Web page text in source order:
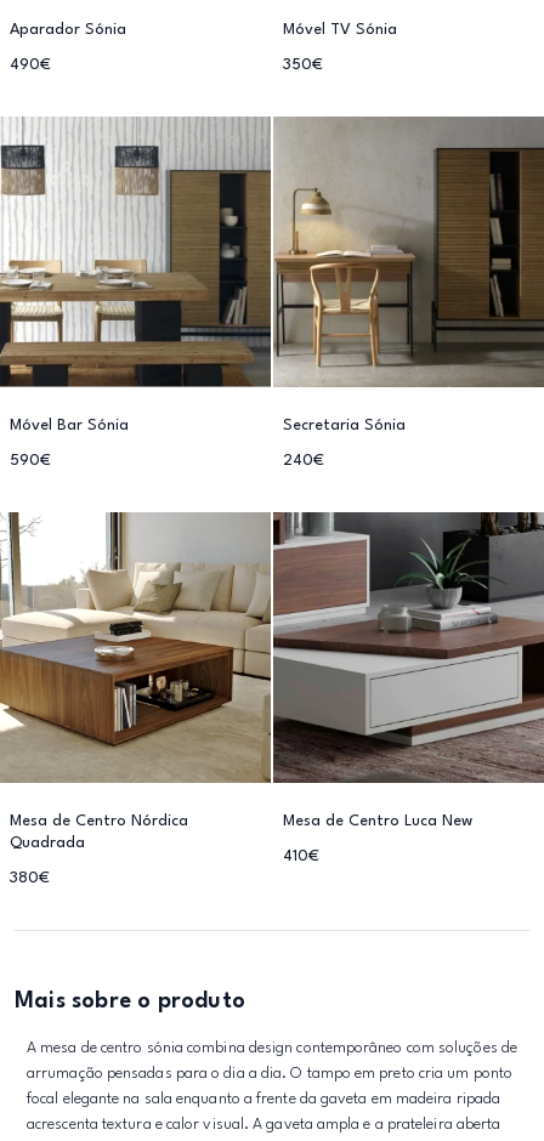
Aparador Sónia
490€
Móvel TV Sónia
350€
Móvel Bar Sónia
590€
Secretaria Sónia
240€
Mesa de Centro Nórdica
Quadrada
380€
Mesa de Centro Luca New
410€
Mais sobre o produto
A mesa de centro sónia combina design contemporâneo com soluções de
arrumação pensadas para o dia a dia. O tampo em preto cria um ponto
focal elegante na sala enquanto a frente da gaveta em madeira ripada
acrescenta textura e calor visual. A gaveta ampla e a prateleira aberta